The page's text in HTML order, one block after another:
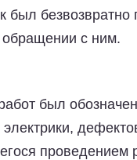
был
с ним.
был
проведением